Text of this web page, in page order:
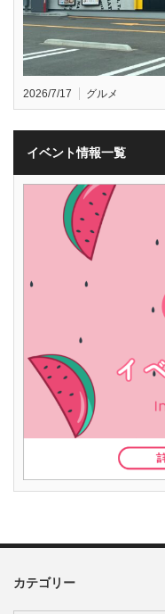
2026/7/17 グルメ
イベント情報一覧
カテゴリー